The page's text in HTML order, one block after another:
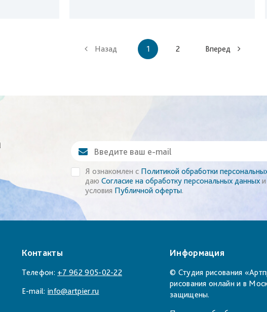
Назад 1 2 Вперед
Я ознакомлен с Политикой обработки
даю Согласие на обработку персональных данныхи
условия Публичной оферты.
Контакты
Телефон: +7 962 905-02-22
E-mail: info@artpier.ru
Информация
© Студия рисования
рисования онлайн и в
защищены.